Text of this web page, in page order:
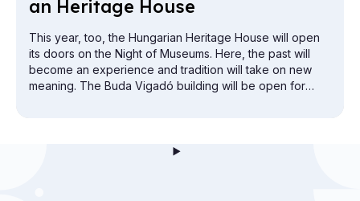
an Her­it­age House
This year, too, the Hungarian Heritage House will open
its doors on the Night of Museums. Here, the past will
become an experience and tradition will take on new
meaning. The Buda Vigadó building will be open for